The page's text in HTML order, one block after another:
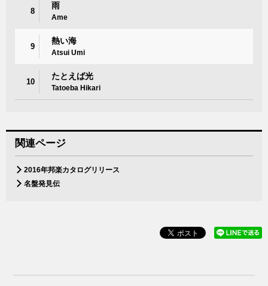
8
雨
Ame
9
熱い海
Atsui Umi
10
たとえば光
Tatoeba Hikari
関連ページ
2016年邦楽カタログリリース
名盤発見伝